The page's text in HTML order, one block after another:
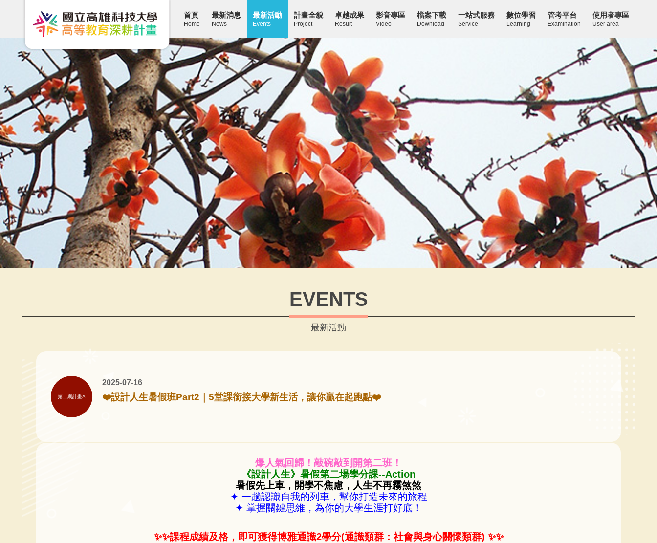
首頁
Home
最新消息
News
最新活動
Events
計畫全貌
Project
卓越成果
Result
影音專區
Video
檔案下載
Download
一站式服務
Service
數位學習
Learning
管考平台
Examination
使用者專區
User area
EVENTS
最新活動
第二期計畫A
2025-07-16
❤️設計人生暑假班Part2｜5堂課銜接大學新生活，讓你贏在起跑點❤️
爆人氣回歸！敲碗敲到開第二班！
《設計人生》暑假第二場學分課--Action
暑假先上車，開學不焦慮，人生不再霧煞煞
✦ 一趟認識自我的列車，幫你打造未來的旅程
✦ 掌握關鍵思維，為你的大學生涯打好底！
✨✨課程成績及格，即可獲得博雅通識2學分(通識類群：社會與身心關懷類群) ✨✨